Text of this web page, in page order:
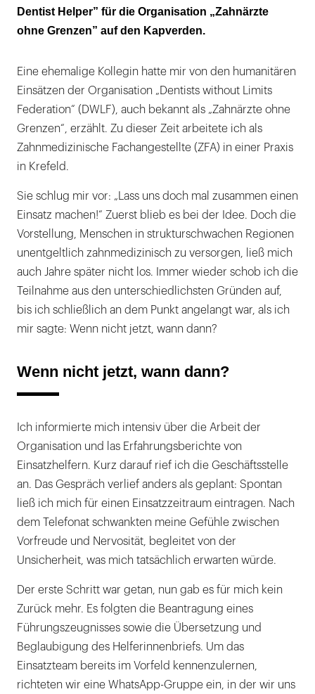
Teamgeist, Freundlichkeit – und frei von
Zeitdruck
Dentist Helper” für die Organisation „Zahnärzte
ohne Grenzen” auf den Kapverden.
Eine ehemalige Kollegin hatte mir von den humanitären
Einsätzen der Organisation „Dentists without Limits
Federation“ (DWLF), auch bekannt als „Zahnärzte ohne
Grenzen“, erzählt. Zu dieser Zeit arbeitete ich als
Zahnmedizinische Fachangestellte (ZFA) in einer Praxis
in Krefeld.
Sie schlug mir vor: „Lass uns doch mal zusammen einen
Einsatz machen!“ Zuerst blieb es bei der Idee. Doch die
Vorstellung, Menschen in strukturschwachen Regionen
unentgeltlich zahnmedizinisch zu versorgen, ließ mich
auch Jahre später nicht los. Immer wieder schob ich die
Teilnahme aus den unterschiedlichsten Gründen auf,
bis ich schließlich an dem Punkt angelangt war, als ich
mir sagte: Wenn nicht jetzt, wann dann?
Wenn nicht jetzt, wann dann?
Ich informierte mich intensiv über die Arbeit der
Organisation und las Erfahrungsberichte von
Einsatzhelfern. Kurz darauf rief ich die Geschäftsstelle
an. Das Gespräch verlief anders als geplant: Spontan
ließ ich mich für einen Einsatzzeitraum eintragen. Nach
dem Telefonat schwankten meine Gefühle zwischen
Vorfreude und Nervosität, begleitet von der
Unsicherheit, was mich tatsächlich erwarten würde.
Der erste Schritt war getan, nun gab es für mich kein
Zurück mehr. Es folgten die Beantragung eines
Führungszeugnisses sowie die Übersetzung und
Beglaubigung des Helferinnenbriefs. Um das
Einsatzteam bereits im Vorfeld kennenzulernen,
richteten wir eine WhatsApp-Gruppe ein, in der wir uns